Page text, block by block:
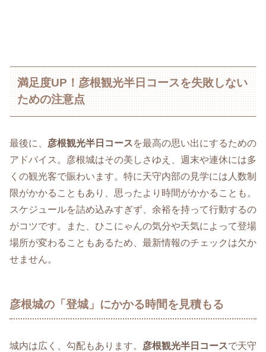
満足度UP！彦根観光半日コースを失敗しない
ための注意点
最後に、 彦根観光半日コースを最高の思い出にするための
アドバイス。彦根城はその美しさゆえ、週末や連休には多
くの観光客で賑わいます。特に天守内部の見学には人数制
限がかかることもあり、思ったより時間がかかることも。
スケジュールを詰め込みすぎず、余裕を持って行動するの
がコツです。また、ひこにゃんの気分や天気によって登場
場所が変わることもあるため、最新情報のチェックは欠か
せません。
彦根城の「登城」にかかる時間を見積もる
城内は広く、勾配もあります。 彦根観光半日コースで天守